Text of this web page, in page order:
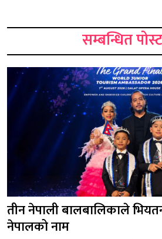
सम्बन्धित
तीन नेपाली बालबालिकाले
नेपालको नाम